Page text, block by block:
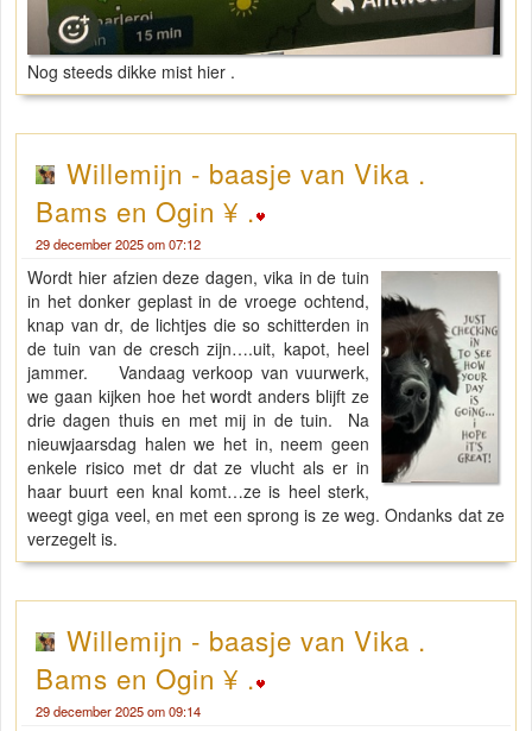
Nog steeds dikke mist hier .
Willemijn - baasje van Vika .
Bams en Ogin ¥ .
29 december 2025 om 07:12
Wordt hier afzien deze dagen, vika in de tuin
in het donker geplast in de vroege ochtend,
knap van dr, de lichtjes die so schitterden in
de tuin van de cresch zijn….uit, kapot, heel
jammer. Vandaag verkoop van vuurwerk,
we gaan kijken hoe het wordt anders blijft ze
drie dagen thuis en met mij in de tuin. Na
nieuwjaarsdag halen we het in, neem geen
enkele risico met dr dat ze vlucht als er in
haar buurt een knal komt…ze is heel sterk,
weegt giga veel, en met een sprong is ze weg. Ondanks dat ze
verzegelt is.
Willemijn - baasje van Vika .
Bams en Ogin ¥ .
29 december 2025 om 09:14